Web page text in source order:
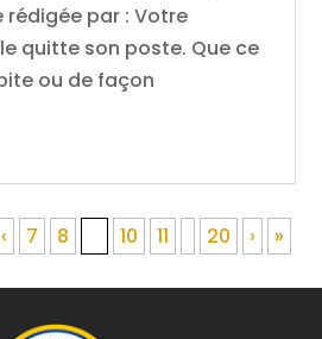
rédigée par : Votre
quitte son poste. Que ce
ou de façon
‹ 7 8 10 11 20 › »